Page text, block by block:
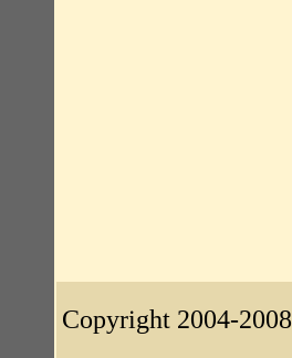
Copyright 2004-2008